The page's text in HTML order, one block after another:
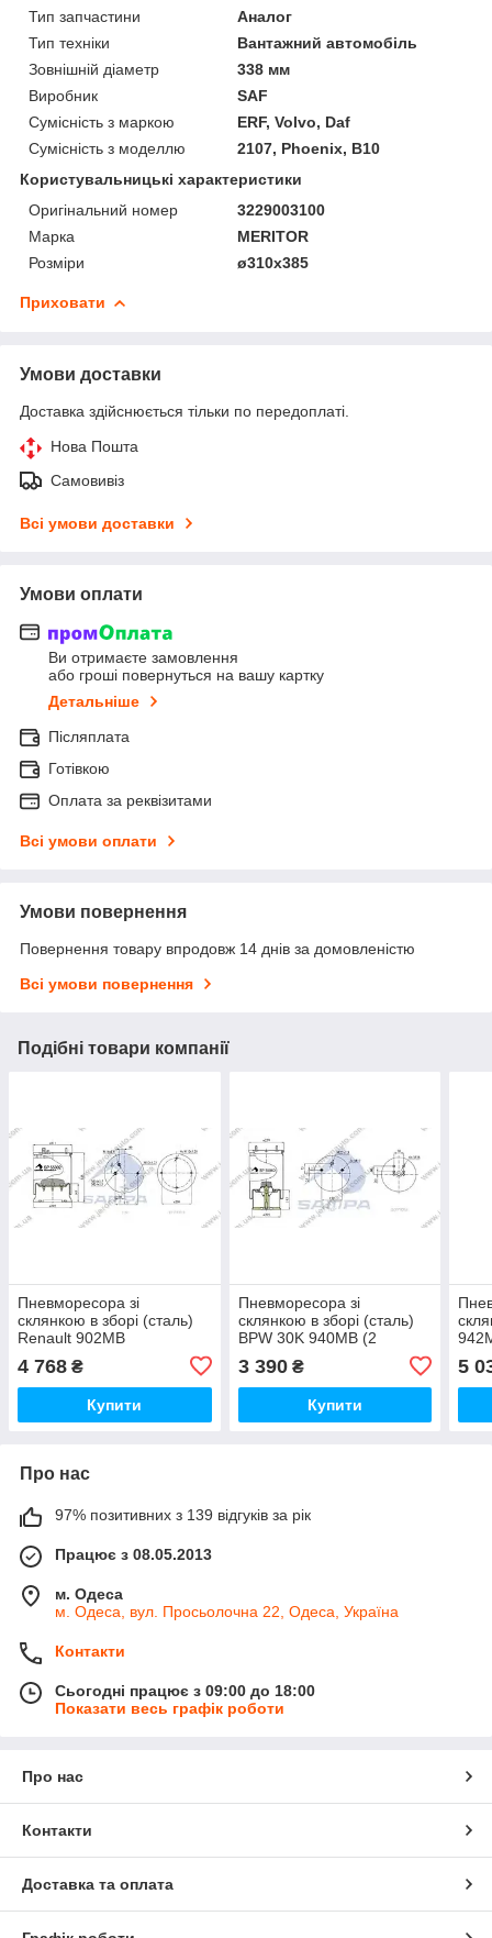
Тип запчастини
Аналог
Тип техніки
Вантажний автомобіль
Зовнішній діаметр
338 мм
Виробник
SAF
Сумісність з маркою
ERF, Volvo, Daf
Сумісність з моделлю
2107, Phoenix, B10
Користувальницькі характеристики
Оригінальний номер
3229003100
Марка
MERITOR
Розміри
ø310x385
Приховати
Умови доставки
Доставка здійснюється тільки по передоплаті.
Нова Пошта
Самовивіз
Всі умови доставки
Умови оплати
Ви отримаєте замовлення
або гроші повернуться на вашу картку
Детальніше
Післяплата
Готівкою
Оплата за реквізитами
Всі умови оплати
Умови повернення
Повернення товару впродовж 14 днів за домовленістю
Всі умови повернення
Подібні товари компанії
Пневморесора зі
склянкою в зборі (сталь)
Renault 902MB
(d346,5x393,4)(1 шп. M12,
2 шп-штуцер
M16+M16/24)
4 768 ₴
Купити
Пневморесора зі
склянкою в зборі (сталь)
BPW 30K 940MB (2
(d275x355) \0542942411 \
SP
3 390₴
Купити
SP
5
Про нас
97% позитивних з 139 відгуків за рік
Працює з 08.05.2013
м. Одеса
м. Одеса, вул. Просьолочна 22, Одеса, Україна
Контакти
Сьогодні працює з 09:00 до 18:00
Показати весь графік роботи
Про нас
Контакти
Доставка та оплата